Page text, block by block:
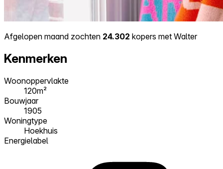
Afgelopen maand zochten 24.302 kopers met Walter
Kenmerken
Woonoppervlakte
120m²
Bouwjaar
1905
Woningtype
Hoekhuis
Energielabel